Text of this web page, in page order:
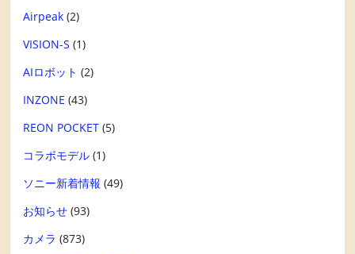
Airpeak (2)
VISION-S (1)
AIロボット (2)
INZONE (43)
REON POCKET (5)
コラボモデル (1)
ソニー新着情報 (49)
お知らせ (93)
カメラ (873)